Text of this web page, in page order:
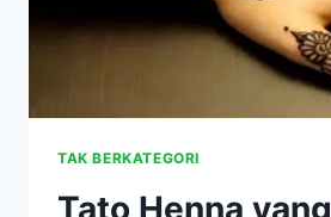
TAK BERKATEGORI